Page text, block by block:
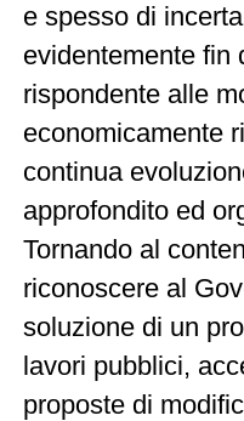
e spesso di
evidentemente fin
rispondente alle
economicamente
continua
approfondito ed
Tornando al
riconoscere al
soluzione di un
lavori pubblici,
proposte di